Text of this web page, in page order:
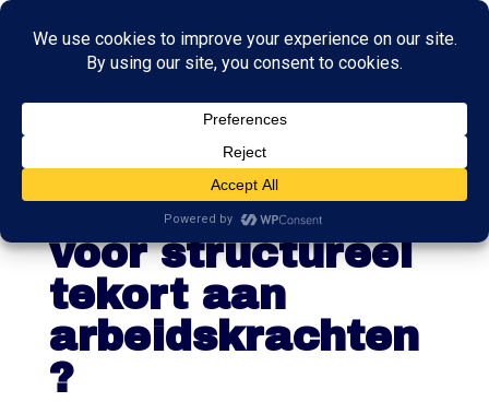
Kennismigranten
als oplossing
voor structureel
tekort aan
arbeidskrachten
?